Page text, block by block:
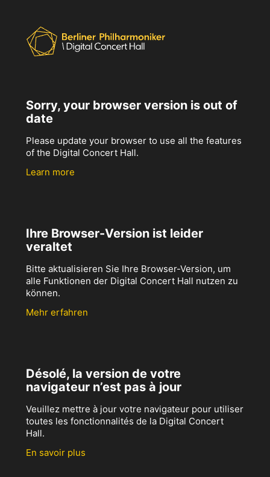
Sorry, your browser version is out of
date
Please update your browser to use all the features
of the Digital Concert Hall.
Learn more
Ihre Browser-Version ist leider
veraltet
Bitte aktualisieren Sie Ihre Browser-Version, um
alle Funktionen der Digital Concert Hall nutzen zu
können.
Mehr erfahren
Désolé, la version de votre
navigateur n’est pas à jour
Veuillez mettre à jour votre navigateur pour utiliser
toutes les fonctionnalités de la Digital Concert
Hall.
En savoir plus